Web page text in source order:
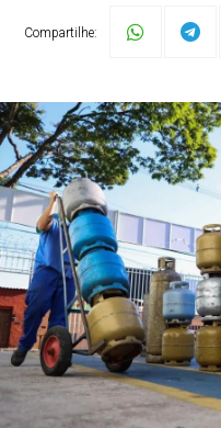
Compartilhe: